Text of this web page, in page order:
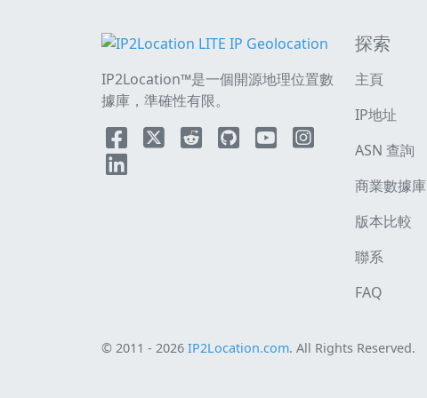
IP2Location™是一個開源地理位置數
據庫，準確性有限。
探索
主頁
IP地址
ASN 查詢
商業數據庫
版本比較
聯系
FAQ
© 2011 - 2026 IP2Location.com. All Rights Reserved.